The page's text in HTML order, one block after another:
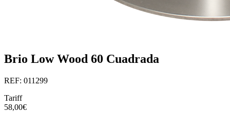
Brio Low Wood 60 Cuadrada
REF: 011299
Tariff
58,00€